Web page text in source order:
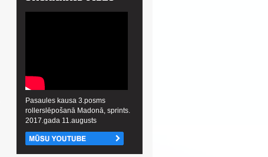
Pasaules kausa 3.posms
rollerslēpošanā Madonā, sprints.
2017.gada 11.augusts